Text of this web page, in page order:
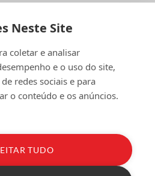
Neste Site
coletar e analisar
e o uso do site,
redes sociais e para
o conteúdo e os anúncios.
TUDO